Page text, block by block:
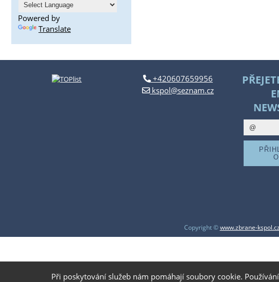
Powered by
Translate
+420607659956
kspol@seznam.cz
Copyright ©www.zbrane-kspol.cz
Při poskytování služeb nám pomáhají soubory cookie.